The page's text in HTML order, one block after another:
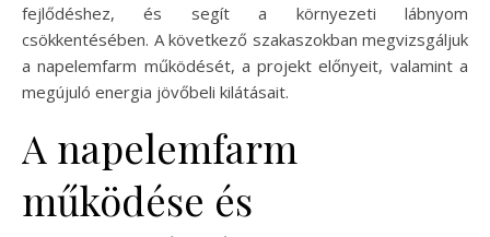
fejlődéshez, és segít a környezeti lábnyom
csökkentésében. A következő szakaszokban megvizsgáljuk
a napelemfarm működését, a projekt előnyeit, valamint a
megújuló energia jövőbeli kilátásait.
A napelemfarm
működése és